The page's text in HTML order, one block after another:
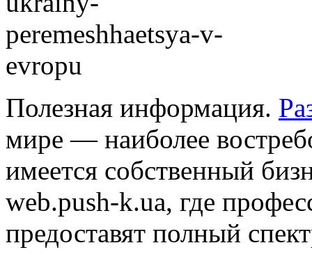
Полезная информация.
мире — наиболее
имеется собственный
web.push-k.ua, где
предоставят полный